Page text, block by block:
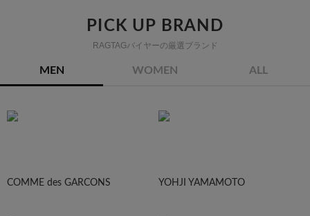
PICK UP BRAND
RAGTAGバイヤーの厳選ブランド
MEN WOMEN ALL
COMME des GARCONS YOHJI YAMAMOTO